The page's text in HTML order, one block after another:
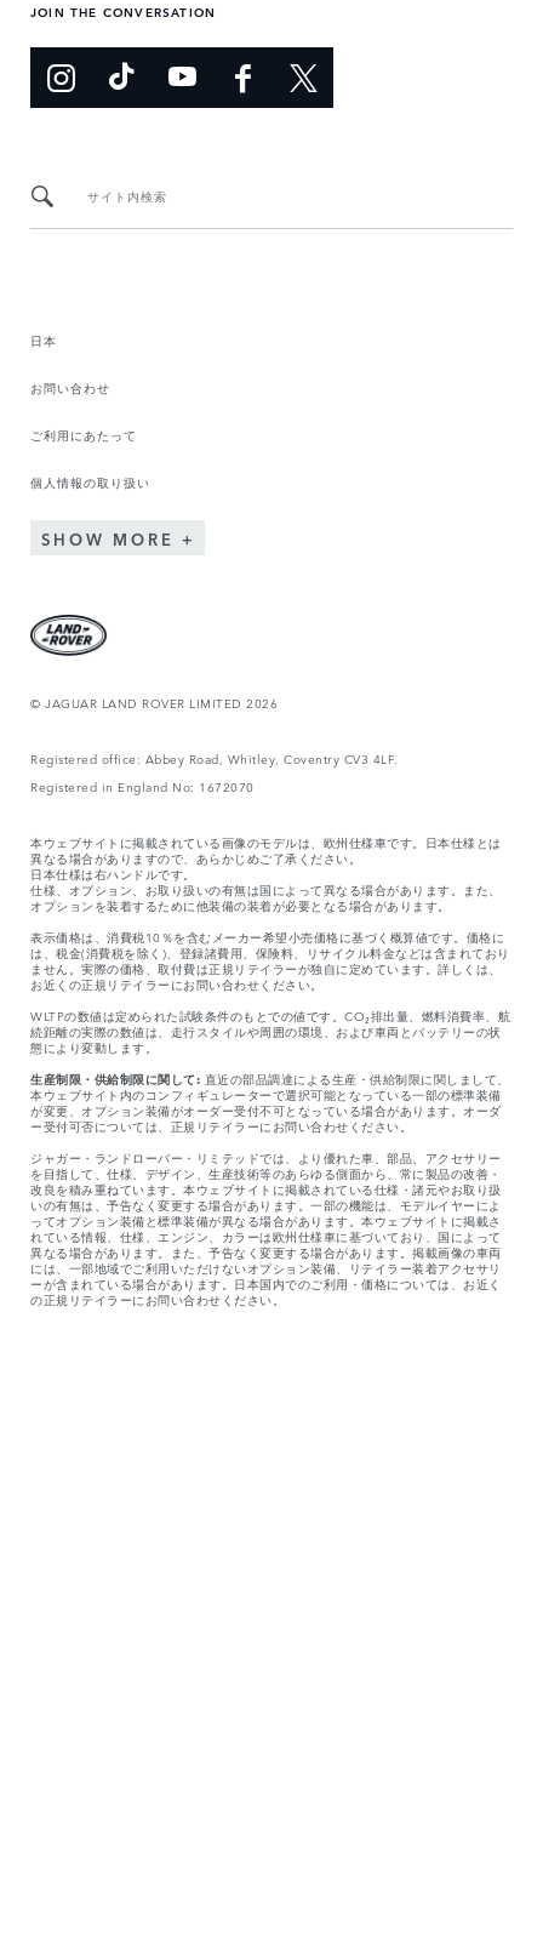
JOIN THE CONVERSATION
サイト内検索
日本
お問い合わせ
ご利用にあたって
個人情報の取り扱い
SHOW MORE
© JAGUAR LAND ROVER LIMITED 2026
Registered office: Abbey Road, Whitley, Coventry CV3 4LF.
Registered in England No: 1672070
本ウェブサイトに掲載されている画像のモデルは、欧州仕様車です。日本仕様とは
異なる場合がありますので、あらかじめご了承ください。
日本仕様は右ハンドルです。
仕様、オプション、お取り扱いの有無は国によって異なる場合があります。また、
オプションを装着するために他装備の装着が必要となる場合があります。
表示価格は、消費税10％を含むメーカー希望小売価格に基づく概算値です。価格に
は、税金(消費税を除く)、登録諸費用、保険料、リサイクル料金などは含まれており
ません。実際の価格、取付費は正規リテイラーが独自に定めています。詳しくは、
お近くの正規リテイラーにお問い合わせください。
WLTPの数値は定められた試験条件のもとでの値です。CO₂排出量、燃料消費率、航
続距離の実際の数値は、走行スタイルや周囲の環境、および車両とバッテリーの状
態により変動します。
生産制限・供給制限に関して: 直近の部品調達による生産・供給制限に関しまして、
本ウェブサイト内のコンフィギュレーターで選択可能となっている一部の標準装備
が変更、オプション装備がオーダー受付不可となっている場合があります。オーダ
ー受付可否については、正規リテイラーにお問い合わせください。​
ジャガー・ランドローバー・リミテッドでは、より優れた車、部品、アクセサリー
を目指して、仕様、デザイン、生産技術等のあらゆる側面から、常に製品の改善・
改良を積み重ねています。本ウェブサイトに掲載されている仕様・諸元やお取り扱
いの有無は、予告なく変更する場合があります。一部の機能は、モデルイヤーによ
ってオプション装備と標準装備が異なる場合があります。本ウェブサイトに掲載さ
れている情報、仕様、エンジン、カラーは欧州仕様車に基づいており、国によって
異なる場合があります。また、予告なく変更する場合があります。掲載画像の車両
には、一部地域でご利用いただけないオプション装備、リテイラー装着アクセサリ
ーが含まれている場合があります。日本国内でのご利用・価格については、お近く
の正規リテイラーにお問い合わせください。